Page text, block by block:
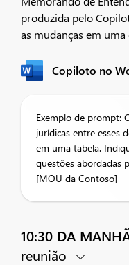
produzida pelo
as mudanças em
Copiloto no
Exemplo de prompt:
jurídicas entre esses
em uma tabela.
questões abordadas
[MOU da Contoso]
10:30 DA
reunião